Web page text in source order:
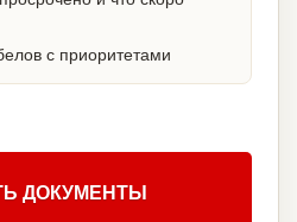
с приоритетами
ДОКУМЕНТЫ